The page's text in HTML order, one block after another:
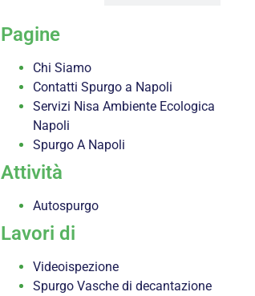
Pagine
Chi Siamo
Contatti Spurgo a Napoli
Servizi Nisa Ambiente Ecologica
Napoli
Spurgo A Napoli
Attività
Autospurgo
Lavori di
Videoispezione
Spurgo Vasche di decantazione